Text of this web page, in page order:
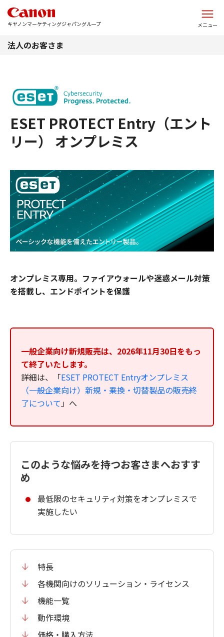
キヤノンマーケティングジャパングループ メニュー
法人のお客さま
ESET PROTECT Entry（エント
リー） オンプレミス
オンプレミス専用。ファイアウォールや迷惑メール対策
を搭載し、エンドポイントを保護
一般企業向け新規販売は、2026年11月30日をもっ
て終了いたします。
詳細は、「ESET PROTECT Entryオンプレミス
（一般企業向け）新規・乗換・切替製品の販売終
了について」へ
このような悩みを持つお客さまへおすす
め
最低限のセキュリティ対策をオンプレミスで
実施したい
特長
各機関向けのソリューション・ライセンス
機能一覧
動作環境
価格・購入方法